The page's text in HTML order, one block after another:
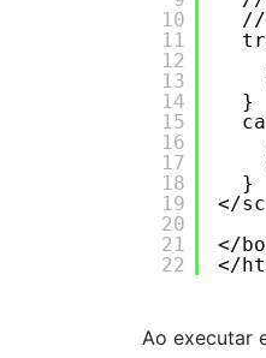
10
11
12
13
14
15
16
17
18
19
20
21
22
//
}
}
</
</
</
Ao executar